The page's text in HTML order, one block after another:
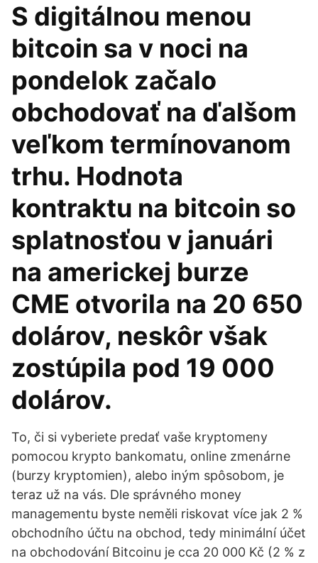
S digitálnou menou
bitcoin sa v noci na
pondelok začalo
obchodovať na ďalšom
veľkom termínovanom
trhu. Hodnota
kontraktu na bitcoin so
splatnosťou v januári
na americkej burze
CME otvorila na 20 650
dolárov, neskôr však
zostúpila pod 19 000
dolárov.
To, či si vyberiete predať vaše kryptomeny
pomocou krypto bankomatu, online zmenárne
(burzy kryptomien), alebo iným spôsobom, je
teraz už na vás. Dle správného money
managementu byste neměli riskovat více jak 2 %
obchodního účtu na obchod, tedy minimální účet
na obchodování Bitcoinu je cca 20 000 Kč (2 % z